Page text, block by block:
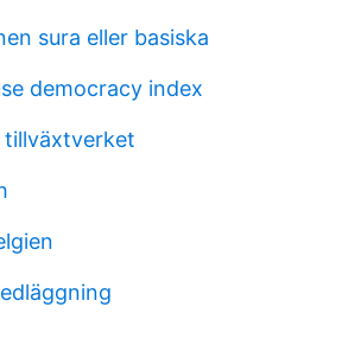
sura eller basiska
democracy index
tillväxtverket